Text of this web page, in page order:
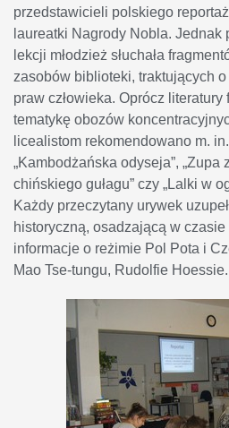
przedstawicieli polskiego
laureatki Nagrody Nobla. Jednak
lekcji młodzież słuchała
zasobów biblioteki, traktujących o
praw człowieka. Oprócz
tematykę obozów
licealistom rekomendowano m.
„Kambodżańska odyseja”, „Zupa
chińskiego gułagu” czy „Lalki w
Każdy przeczytany urywek
historyczną, osadzającą w
informacje o reżimie Pol Pota i
Mao Tse-tungu, Rudolfie Hoessie.